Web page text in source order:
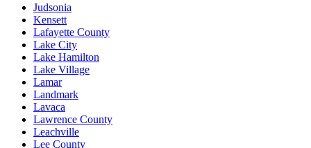
Judsonia
Kensett
Lafayette County
Lake City
Lake Hamilton
Lake Village
Lamar
Landmark
Lavaca
Lawrence County
Leachville
Lee County